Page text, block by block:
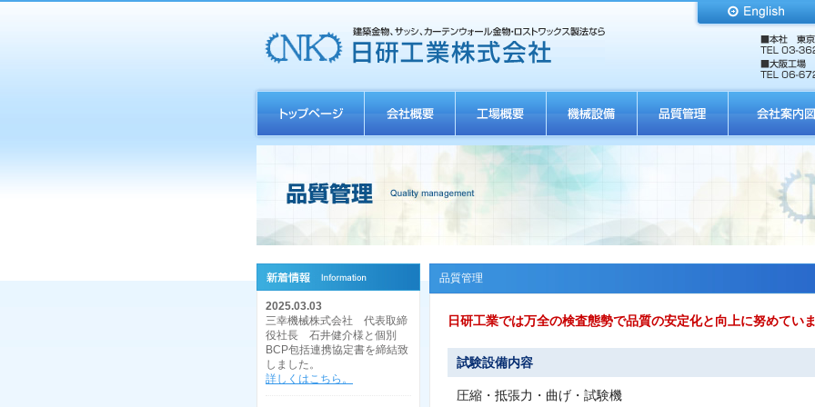
2025.03.03
三幸機械株式会社 代表取締
役社長 石井健介様と個別
BCP包括連携協定書を締結致
しました。
詳しくはこちら。
品質管理
日研工業では万全の検査態勢で品質の安定化と向上に努めてい
試験設備内容
圧縮・抵張力・曲げ・試験機